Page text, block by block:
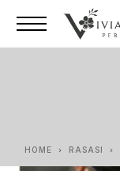
HOME RASASI